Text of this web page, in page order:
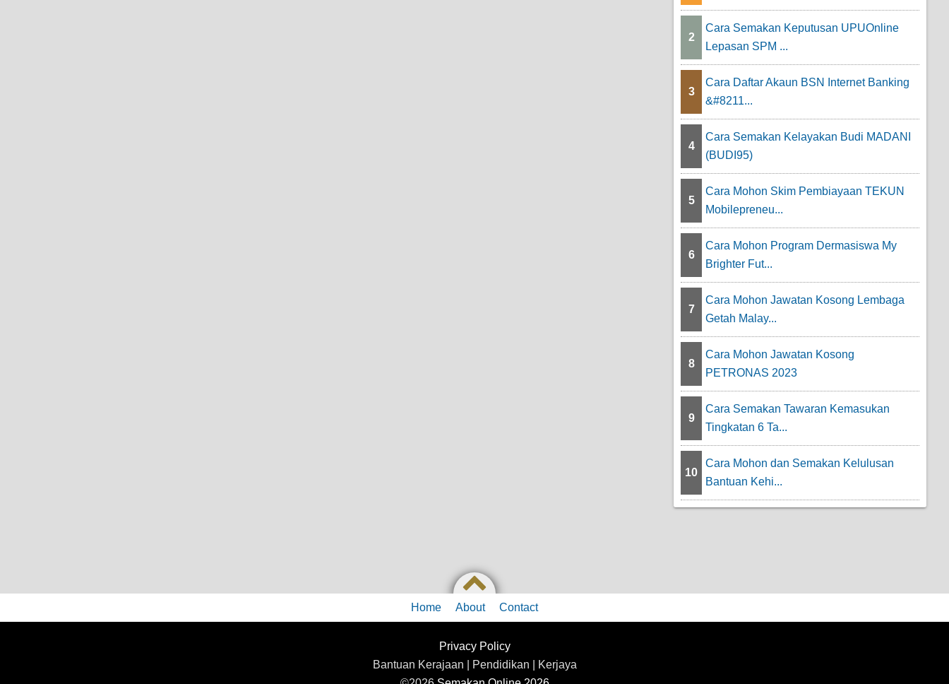
2
Cara Semakan Keputusan UPUOnline
Lepasan SPM ...
3
Cara Daftar Akaun BSN Internet Banking
&#8211...
4
Cara Semakan Kelayakan Budi MADANI
(BUDI95)
5
Cara Mohon Skim Pembiayaan TEKUN
Mobilepreneu...
6
Cara Mohon Program Dermasiswa My
Brighter Fut...
7
Cara Mohon Jawatan Kosong Lembaga
Getah Malay...
8
Cara Mohon Jawatan Kosong
PETRONAS 2023
9
Cara Semakan Tawaran Kemasukan
Tingkatan 6 Ta...
10
Cara Mohon dan Semakan Kelulusan
Bantuan Kehi...
Home About Contact
Privacy Policy
Bantuan Kerajaan | Pendidikan | Kerjaya